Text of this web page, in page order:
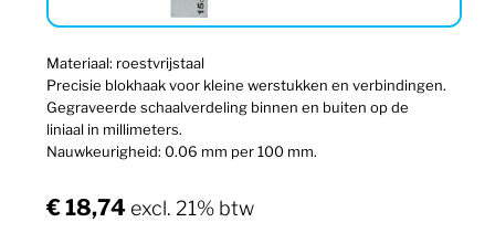
Materiaal: roestvrijstaal
Precisie blokhaak voor kleine werstukken en verbindingen.
Gegraveerde schaalverdeling binnen en buiten op de
liniaal in millimeters.
Nauwkeurigheid: 0.06 mm per 100 mm.
€18,74 excl. 21% btw